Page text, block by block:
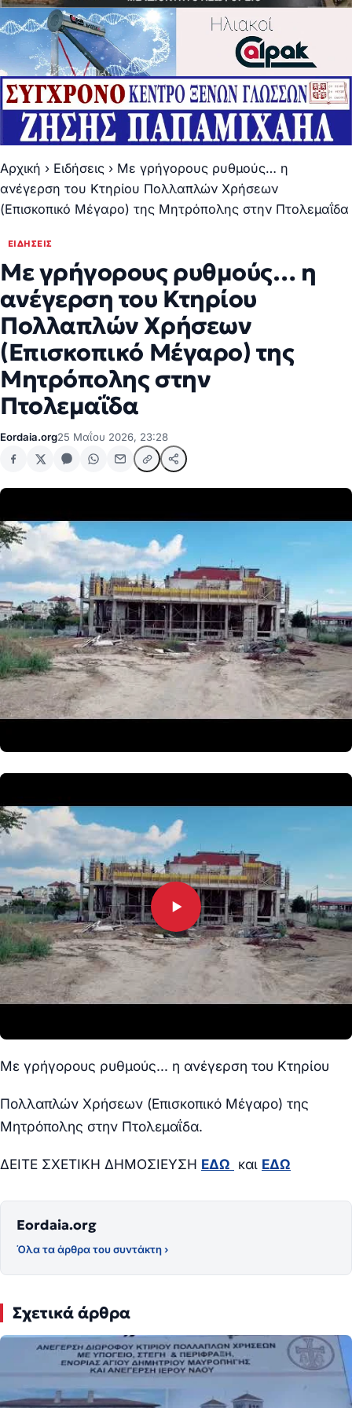
Αρχική › Ειδήσεις › Με γρήγορους ρυθμούς… η
ανέγερση του Κτηρίου Πολλαπλών Χρήσεων
(Επισκοπικό Μέγαρο) της Μητρόπολης στην Πτολεμαΐδα
ΕΙΔΉΣΕΙΣ
Με γρήγορους ρυθμούς… η
ανέγερση του Κτηρίου
Πολλαπλών Χρήσεων
(Επισκοπικό Μέγαρο) της
Μητρόπολης στην
Πτολεμαΐδα
Eordaia.org25 Μαΐου 2026, 23:28
Με γρήγορους ρυθμούς… η ανέγερση του Κτηρίου
Πολλαπλών Χρήσεων (Επισκοπικό Μέγαρο) της
Μητρόπολης στην Πτολεμαΐδα.
ΔΕΙΤΕ ΣΧΕΤΙΚΗ ΔΗΜΟΣΙΕΥΣΗ ΕΔΩ και ΕΔΩ
Eordaia.org
Όλα τα άρθρα του συντάκτη ›
Σχετικά άρθρα